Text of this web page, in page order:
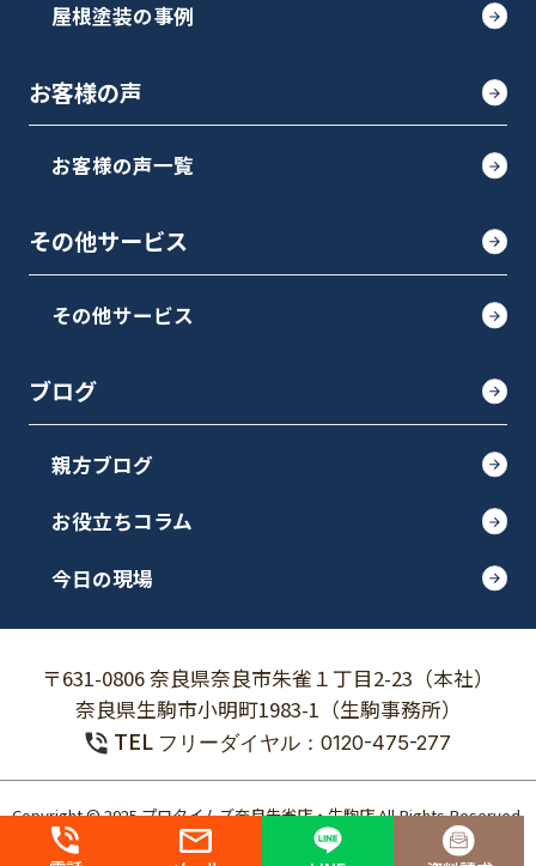
屋根塗装の事例
お客様の声
お客様の声一覧
その他サービス
その他サービス
ブログ
親方ブログ
お役立ちコラム
今日の現場
〒631-0806 奈良県奈良市朱雀１丁目2-23（本社）
奈良県生駒市小明町1983-1（生駒事務所）
TEL フリーダイヤル：0120-475-277
Copyright © 2025 プロタイムズ奈良朱雀店・生駒店 All Rights Reserved.
個人情報保護方針